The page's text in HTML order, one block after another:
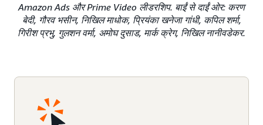
Amazon Ads और Prime Video लीडरशिप. बाईं से दाईं ओर: करण
बेदी, गौरव भसीन, निखिल माधोक, प्रियंका खनेजा गांधी, कपिल शर्मा,
गिरीश प्रभु, गुलशन वर्मा, अमोघ दुसाड, मार्क क्रेग, निखिल नानीवडेकर.